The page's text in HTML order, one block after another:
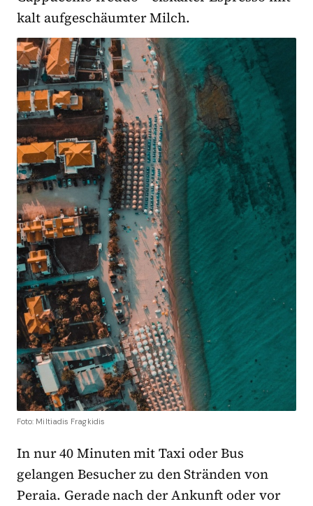
kalt aufgeschäumter Milch.
Foto: Miltiadis Fragkidis
In nur 40 Minuten mit Taxi oder Bus
gelangen Besucher zu den Stränden von
Peraia. Gerade nach der Ankunft oder vor